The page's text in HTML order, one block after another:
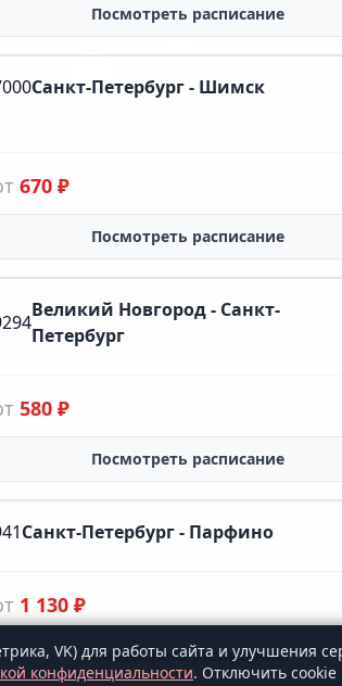
Посмотреть расписание
Санкт-Петербург - Шимск
670 ₽
Посмотреть расписание
Великий Новгород - Санкт-
Петербург
580 ₽
Посмотреть расписание
Санкт-Петербург - Парфино
1 130 ₽
Посмотреть расписание
VK) для работы сайта и улучшения
конфиденциальности. Отключить cookie